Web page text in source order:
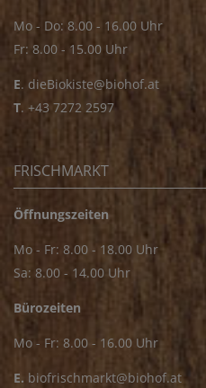
Mo - Do: 8.00 - 16.00 Uhr
Fr: 8.00 - 15.00 Uhr
E. dieBiokiste@biohof.at
T. +43 7272 2597
FRISCHMARKT
Öffnungszeiten
Mo - Fr: 8.00 - 18.00 Uhr
Sa: 8.00 - 14.00 Uhr
Bürozeiten
Mo - Fr: 8.00 - 16.00 Uhr
E. biofrischmarkt@biohof.at